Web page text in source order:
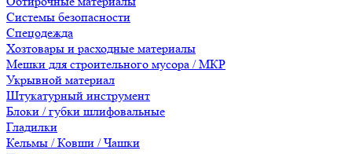
Системы безопасности
Спецодежда
Хозтовары и расходные материалы
Мешки для строительного мусора / МКР
Укрывной материал
Штукатурный инструмент
Блоки / губки шлифовальные
Гладилки
Кельмы / Ковши / Чашки